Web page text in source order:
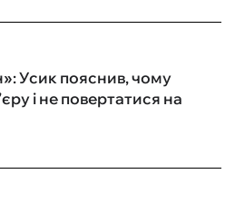
Усик пояснив, чому
і не повертатися на